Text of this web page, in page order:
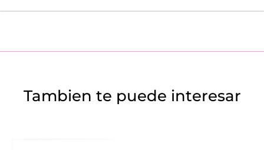
Tambien te puede interesar